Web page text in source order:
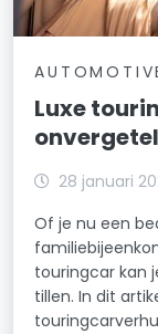
Luxe
28 januari
Of je nu een
touringcar kan
tillen. In dit